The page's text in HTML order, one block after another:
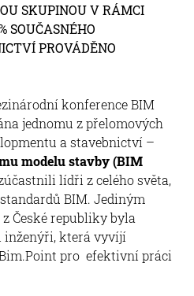
SKUPINOU V RÁMCI
SOUČASNÉHO
PROVÁDĚNO
konference BIM
jednomu z přelomových
a stavebnictví –
modelu stavby (BIM
lídři z celého světa,
BIM. Jediným
České republiky byla
inženýři, která vyvíjí
pro efektivní práci